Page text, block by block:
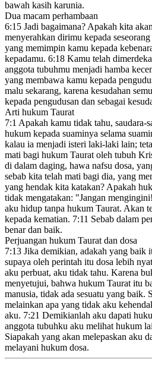
bawah kasih karunia.
Dua macam perhambaan
6:15 Jadi bagaimana? Apakah kita
menyerahkan dirimu kepada
yang memimpin kamu kepada
kepadamu. 6:18 Kamu telah
anggota tubuhmu menjadi hamba
yang membawa kamu kepada
malu sekarang, karena kesudahan
kepada pengudusan dan sebagai
Arti hukum Taurat
7:1 Apakah kamu tidak tahu, saudara-
hukum kepada suaminya selama
kalau ia menjadi isteri laki-laki lain;
mati bagi hukum Taurat oleh tubuh
di dalam daging, hawa nafsu dosa,
sebab kita telah mati bagi dia, yang
yang hendak kita katakan? Apakah
tidak mengatakan: "Jangan mengingini!
aku hidup tanpa hukum Taurat. Akan
kepada kematian. 7:11 Sebab dalam
benar dan baik.
Perjuangan hukum Taurat dan dosa
7:13 Jika demikian, adakah yang baik
supaya oleh perintah itu dosa lebih
aku perbuat, aku tidak tahu. Karena
menyetujui, bahwa hukum Taurat itu
manusia, tidak ada sesuatu yang baik.
melainkan apa yang tidak aku
aku. 7:21 Demikianlah aku dapati
anggota tubuhku aku melihat hukum
Siapakah yang akan melepaskan aku
melayani hukum dosa.